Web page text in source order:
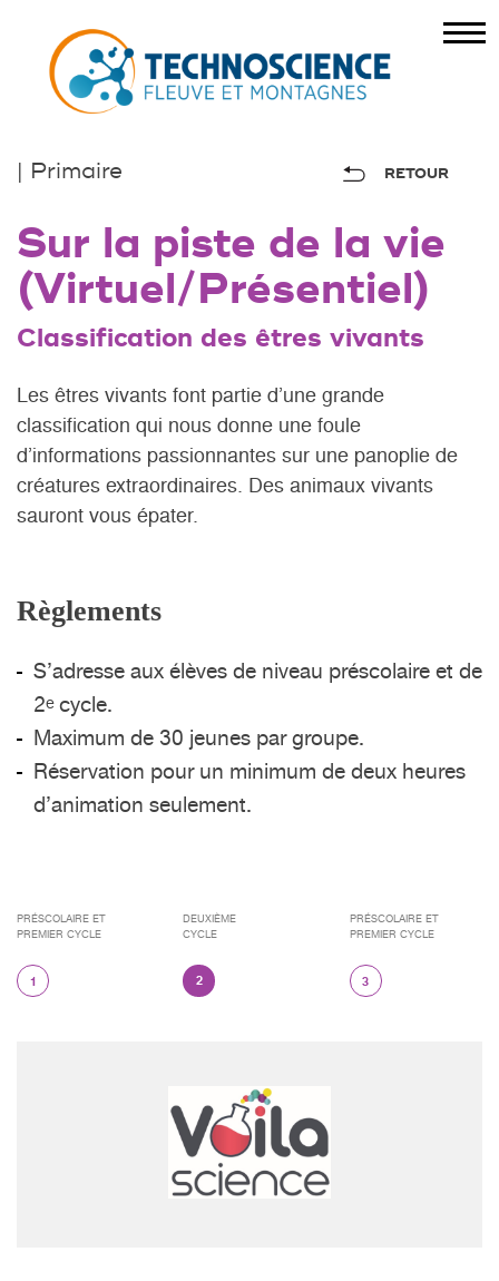
| Primaire RETOUR
Sur la piste de la vie
(Virtuel/Présentiel)
Classification des êtres vivants
Les êtres vivants font partie d’une grande
classification qui nous donne une foule
d’informations passionnantes sur une panoplie de
créatures extraordinaires. Des animaux vivants
sauront vous épater.
Règlements
S’adresse aux élèves de niveau préscolaire et de
2e cycle.
Maximum de 30 jeunes par groupe.
Réservation pour un minimum de deux heures
d’animation seulement.
PRÉSCOLAIRE ET
PREMIER CYCLE
1
DEUXIÈME
CYCLE
2
PRÉSCOLAIRE ET
PREMIER CYCLE
3